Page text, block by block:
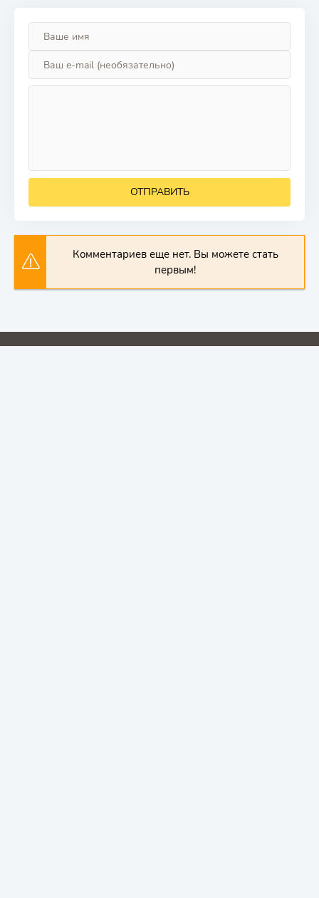
ОТПРАВИТЬ
Комментариев еще нет. Вы можете стать
первым!